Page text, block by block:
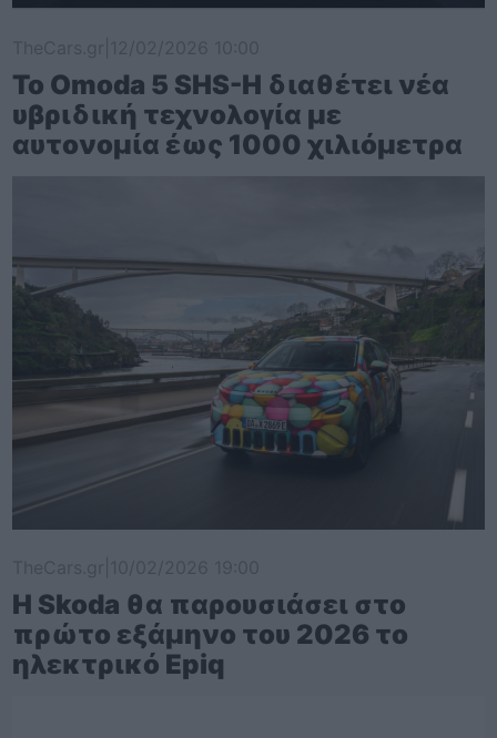
Το Omoda 5 SHS-H διαθέτει νέα
υβριδική τεχνολογία με
αυτονομία έως 1000 χιλιόμετρα
Η Skoda θα παρουσιάσει στο
πρώτο εξάμηνο του 2026 το
ηλεκτρικό Epiq